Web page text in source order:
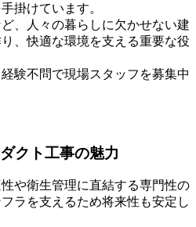
掛けています。
、人々の暮らしに欠かせない建
、快適な環境を支える重要な役
験不問で現場スタッフを募集中
クト工事の魅力
や衛生管理に直結する専門性の
ラを支えるため将来性も安定し